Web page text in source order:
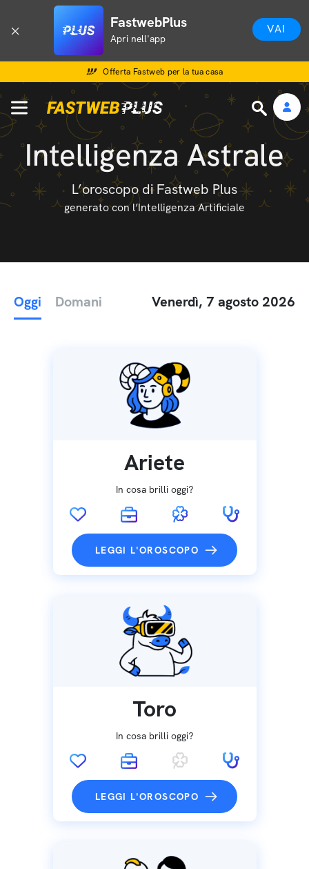
FastwebPlus
Apri nell'app
VAI
Offerta Fastweb per la tua casa
Intelligenza Astrale
L’oroscopo di Fastweb Plus
generato con l’Intelligenza Artificiale
Oggi Domani Venerdì, 7 agosto 2026
Ariete
In cosa brilli oggi?
LEGGI L'OROSCOPO
Toro
In cosa brilli oggi?
LEGGI L'OROSCOPO